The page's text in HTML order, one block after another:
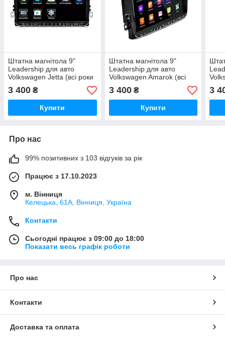
Штатна магнітола 9"
Leadership для авто
Volkswagen Jetta (всі роки
випуску)
3 400 ₴
Купити
Штатна магнітола 9"
Leadership для авто
Volkswagen Amarok (всі
роки випуску)
3 400₴
Купити
3
Про нас
99% позитивних з 103 відгуків за рік
Працює з 17.10.2023
м. Вінниця
Келецька, 61А, Вінниця, Україна
Контакти
Сьогодні працює з 09:00 до 18:00
Показати весь графік роботи
Про нас
Контакти
Доставка та оплата